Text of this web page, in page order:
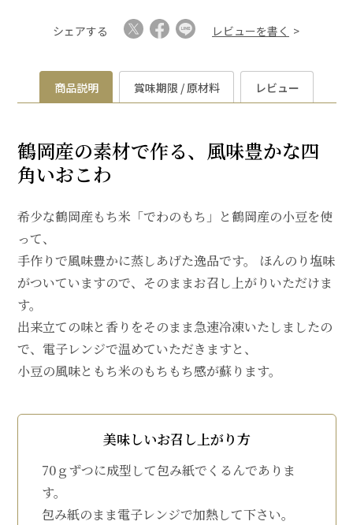
シェアする レビューを書く
商品説明 賞味期限 / 原材料 レビュー
鶴岡産の素材で作る、風味豊かな四
角いおこわ
希少な鶴岡産もち米「でわのもち」と鶴岡産の小豆を使
って、
手作りで風味豊かに蒸しあげた逸品です。 ほんのり塩味
がついていますので、そのままお召し上がりいただけま
す。
出来立ての味と香りをそのまま急速冷凍いたしましたの
で、電子レンジで温めていただきますと、
小豆の風味ともち米のもちもち感が蘇ります。
美味しいお召し上がり方
70ｇずつに成型して包み紙でくるんでありま
す。
包み紙のまま電子レンジで加熱して下さい。